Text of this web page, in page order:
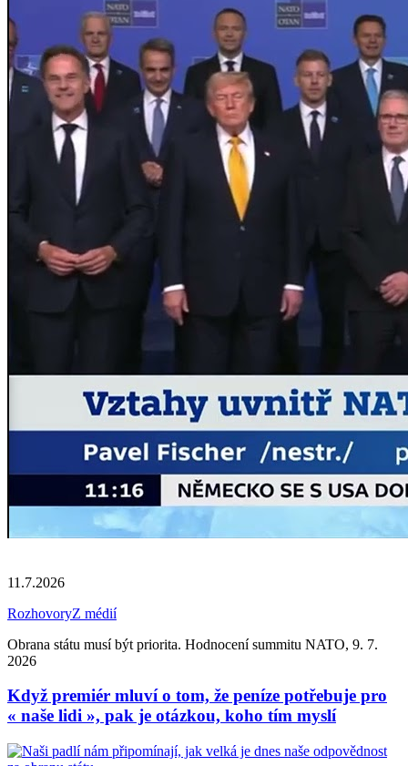
11.7.2026
RozhovoryZ médií
Obrana státu musí být priorita. Hodnocení summitu NATO, 9. 7.
2026
Když premiér mluví o tom, že peníze potřebuje pro
« naše lidi », pak je otázkou, koho tím myslí